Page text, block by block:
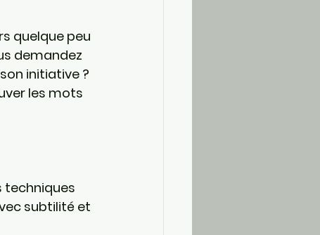
quelque peu
demandez
initiative ?
les mots
techniques
subtilité et